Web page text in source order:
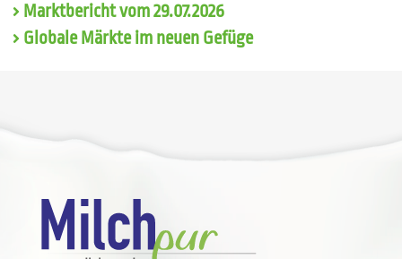
Marktbericht vom 29.07.2026
Globale Märkte im neuen Gefüge